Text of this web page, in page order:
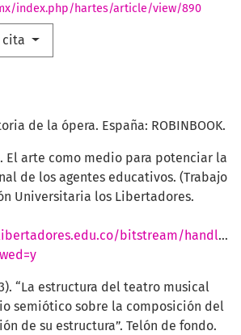
index.php/hartes/article/view/890
cita
de la ópera. España: ROBINBOOK.
El arte como medio para potenciar la
de los agentes educativos. (Trabajo
Universitaria los Libertadores.
bitstream/handle/
“La estructura del teatro musical
semiótico sobre la composición del
de su estructura”. Telón de fondo.